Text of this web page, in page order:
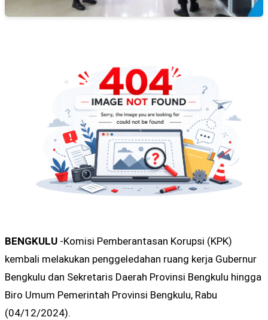
BENGKULU -Komisi Pemberantasan Korupsi (KPK)
kembali melakukan penggeledahan ruang kerja Gubernur
Bengkulu dan Sekretaris Daerah Provinsi Bengkulu hingga
Biro Umum Pemerintah Provinsi Bengkulu, Rabu
(04/12/2024).